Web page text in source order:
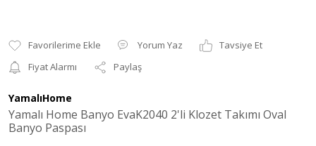
Yorum Yaz
Tavsiye Et
Fiyat Alarmı
Paylaş
YamalıHome
Yamalı Home Banyo EvaK2040 2'li Klozet Takımı Oval
Banyo Paspası